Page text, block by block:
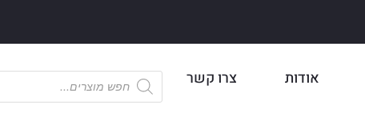
אודות צרו קשר